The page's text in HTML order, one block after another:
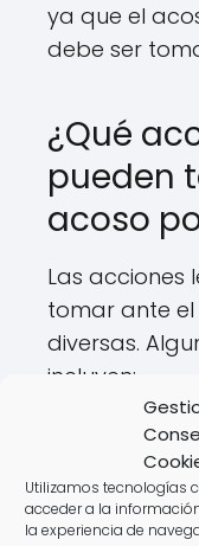
Utilizamos tecnologías
acceder a la
la experiencia de
ya que el
debe ser
¿Qué
pueden
acoso
Las acciones
tomar ante
diversas.
incluyen:
ante las
Solicitar